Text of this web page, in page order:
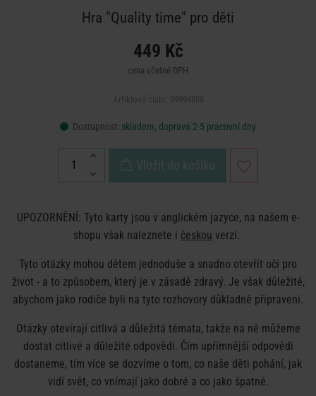
Hra "Quality time" pro děti
449 Kč
cena včetně DPH
Dostupnost: skladem, doprava 2-5 pracovní dny
Vložit do košíku
UPOZORNĚNÍ: Tyto karty jsou v anglickém jazyce, na našem e-
shopu však naleznete i českou verzi.
Tyto otázky mohou dětem jednoduše a snadno otevřít oči pro
život - a to způsobem, který je v zásadě zdravý. Je však důležité,
abychom jako rodiče byli na tyto rozhovory důkladně připraveni.
Otázky otevírají citlivá a důležitá témata, takže na ně můžeme
dostat citlivé a důležité odpovědi. Čím upřímnější odpovědi
dostaneme, tím více se dozvíme o tom, co naše děti pohání, jak
vidí svět, co vnímají jako dobré a co jako špatné.